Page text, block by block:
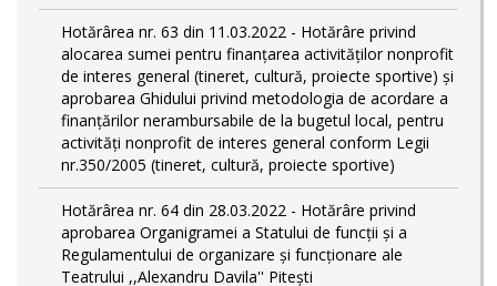
Hotărârea nr. 63 din 11.03.2022 - Hotărâre privind
alocarea sumei pentru finanțarea activităților nonprofit
de interes general (tineret, cultură, proiecte sportive) și
aprobarea Ghidului privind metodologia de acordare a
finanţărilor nerambursabile de la bugetul local, pentru
activităţi nonprofit de interes general conform Legii
nr.350/2005 (tineret, cultură, proiecte sportive)
Hotărârea nr. 64 din 28.03.2022 - Hotărâre privind
aprobarea Organigramei a Statului de funcţii și a
Regulamentului de organizare și funcționare ale
Teatrului ,,Alexandru Davila'' Pitești